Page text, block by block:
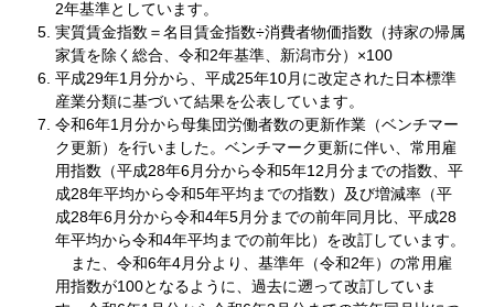
2年基準としています。
実質賃金指数＝名目賃金指数÷消費者物価指数（持家の帰属
家賃を除く総合、令和2年基準、新潟市分）×100
平成29年1月分から、平成25年10月に改定された日本標準
産業分類に基づいて結果を公表しています。
令和6年1月分から母集団労働者数の更新作業（ベンチマー
ク更新）を行いました。ベンチマーク更新に伴い、常用雇
用指数（平成28年6月分から令和5年12月分までの指数、平
成28年平均から令和5年平均までの指数）及び増減率（平
成28年6月分から令和4年5月分までの前年同月比、平成28
年平均から令和4年平均までの前年比）を改訂しています。
また、令和6年4月分より、基準年（令和2年）の常用雇
用指数が100となるように、過去に遡って改訂していま